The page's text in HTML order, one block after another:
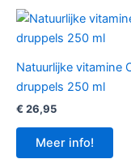
Natuurlijke vitamine
druppels 250 ml
€ 26,95
Meer info!